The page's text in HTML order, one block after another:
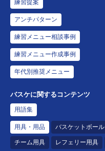
練習提案
アンチパターン
練習メニュー相談事例
練習メニュー作成事例
年代別推奨メニュー
バスケに関するコンテンツ
用語集
用具・用品 バスケットボール
チーム用具 レフェリー用具